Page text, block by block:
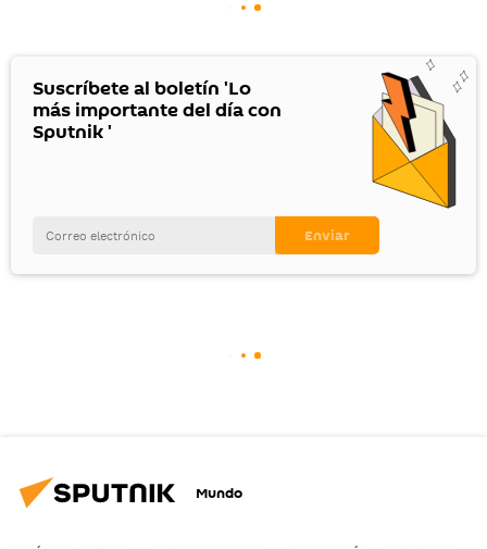
Suscríbete al boletín 'Lo
más importante del día con
Sputnik '
Mundo